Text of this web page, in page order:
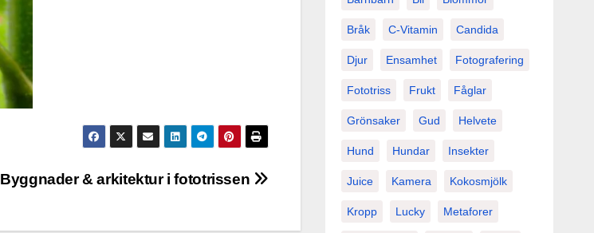
Byggnader & arkitektur i fototrissen
Bråk C-Vitamin Candida
Djur Ensamhet Fotografering
Fototriss Frukt Fåglar
Grönsaker Gud Helvete
Hund Hundar Insekter
Juice Kamera Kokosmjölk
Kropp Lucky Metaforer